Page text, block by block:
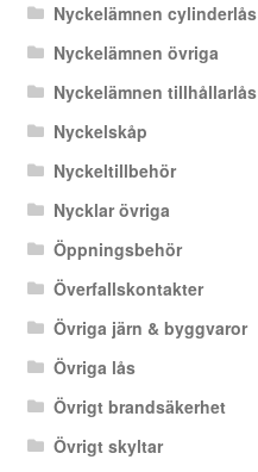
Nyckelämnen cylinderlås
Nyckelämnen övriga
Nyckelämnen tillhållarlås
Nyckelskåp
Nyckeltillbehör
Nycklar övriga
Öppningsbehör
Överfallskontakter
Övriga järn & byggvaror
Övriga lås
Övrigt brandsäkerhet
Övrigt skyltar